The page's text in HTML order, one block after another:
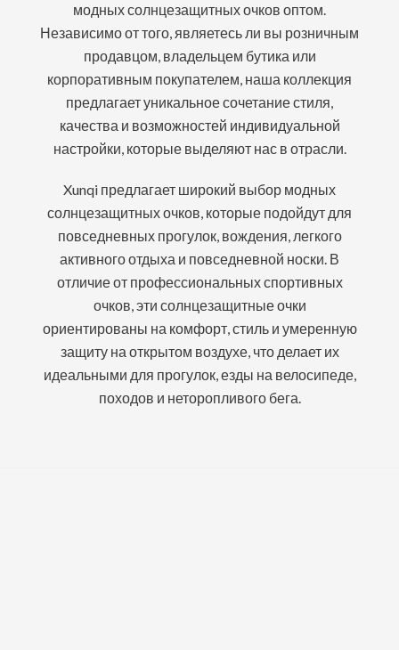
модных солнцезащитных очков оптом.
Независимо от того, являетесь ли вы розничным
продавцом, владельцем бутика или
корпоративным покупателем, наша коллекция
предлагает уникальное сочетание стиля,
качества и возможностей индивидуальной
настройки, которые выделяют нас в отрасли.
Xunqi предлагает широкий выбор модных
солнцезащитных очков, которые подойдут для
повседневных прогулок, вождения, легкого
активного отдыха и повседневной носки. В
отличие от профессиональных спортивных
очков, эти солнцезащитные очки
ориентированы на комфорт, стиль и умеренную
защиту на открытом воздухе, что делает их
идеальными для прогулок, езды на велосипеде,
походов и неторопливого бега.